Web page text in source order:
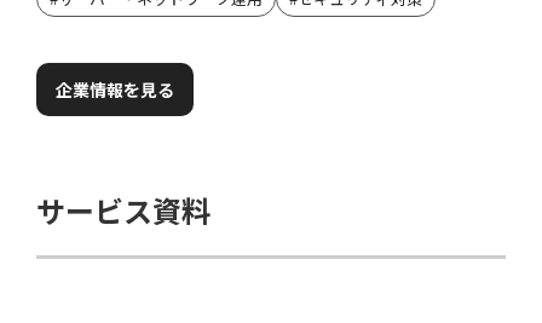
企業情報を見る
サービス資料